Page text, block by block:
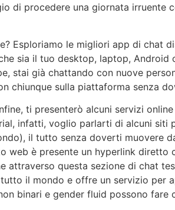
di procedere una giornata irruente
Esploriamo le migliori app di chat
sia il tuo desktop, laptop, Android
stai già chattando con nuove
chiunque sulla piattaforma senza
ti presenterò alcuni servizi
infatti, voglio parlarti di alcuni siti
il tutto senza doverti muovere
è presente un hyperlink diretto
attraverso questa sezione di chat
il mondo e offre un servizio per
binari e gender fluid possono fare